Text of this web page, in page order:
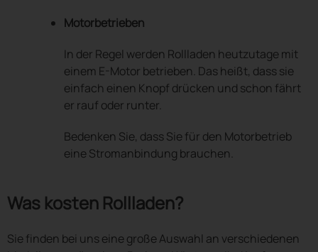
Motorbetrieben
In der Regel werden Rollladen heutzutage mit
einem E-Motor betrieben. Das heißt, dass sie
einfach einen Knopf drücken und schon fährt
er rauf oder runter.
Bedenken Sie, dass Sie für den Motorbetrieb
eine Stromanbindung brauchen.
Was kosten Rollladen?
Sie finden bei uns eine große Auswahl an verschiedenen